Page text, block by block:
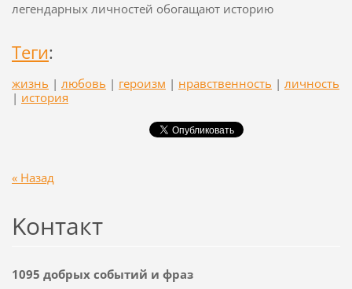
легендарных личностей обогащают историю
Теги:
жизнь | любовь | героизм | нравственность | личность
| история
« Назад
Koнтакт
1095 добрых событий и фраз